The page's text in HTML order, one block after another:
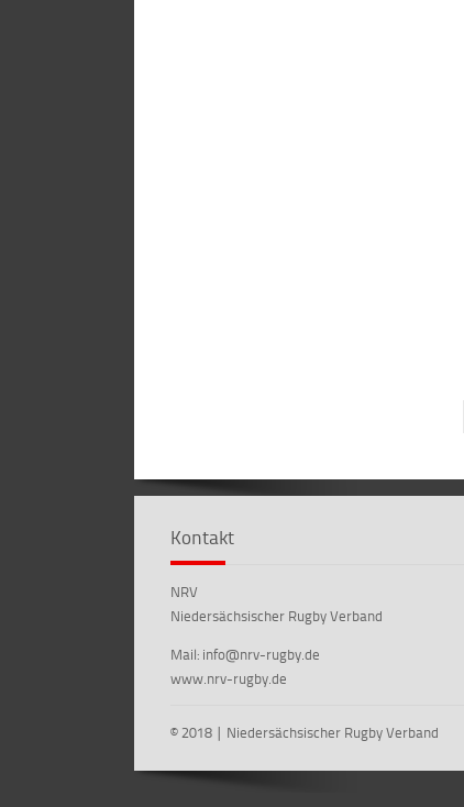
Kontakt
NRV
Niedersächsischer Rugby Verband
Mail: info@nrv-rugby.de
www.nrv-rugby.de
© 2018 ∣ Niedersächsischer Rugby Verband